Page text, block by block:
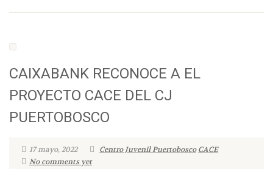
CAIXABANK RECONOCE A EL
PROYECTO CACE DEL CJ
PUERTOBOSCO
17 mayo, 2022 Centro Juvenil Puertobosco CACE
No comments yet